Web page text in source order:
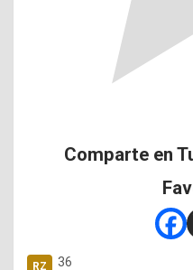
Comparte en
36